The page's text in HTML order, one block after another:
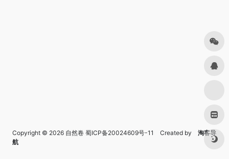
Copyright © 2026 自然卷 蜀ICP备20024609号-11 Created by
淘客导
航